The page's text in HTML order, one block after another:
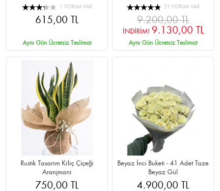
1 YORUM VAR
615,00 TL
Aynı Gün Ücretsiz Teslimat
21 YORUM VAR
9.200,00 TL
İNDİRİM! 9.130,00 TL
Aynı Gün Ücretsiz Teslimat
Rustik Tasarım Kılıç Çiçeği
Aranjmanı
750,00 TL
Beyaz İnci Buketi - 41 Adet Taze
Beyaz Gül
4.900,00 TL